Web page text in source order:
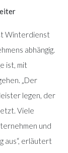
Winterdienst
abhängig.
ist, mit
„Der
legen, der
Viele
und
aus“, erläutert